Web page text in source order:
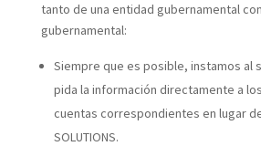
tanto de una entidad gubernamental
gubernamental:
Siempre que es posible, instamos al
pida la información directamente a
cuentas correspondientes en lugar de
SOLUTIONS.